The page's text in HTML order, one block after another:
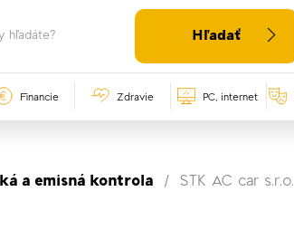
Hľadať
Financie Zdravie PC, internet
a emisná kontrola STK AC car s.r.o.